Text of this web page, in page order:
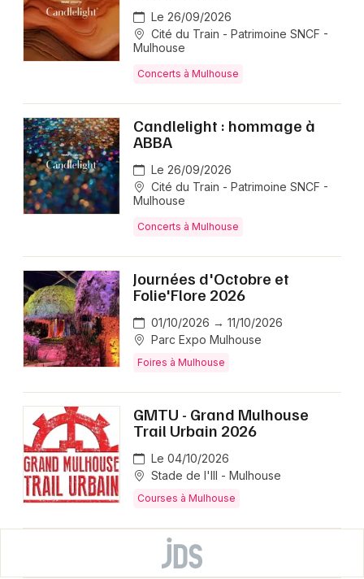
Le 26/09/2026
Cité du Train - Patrimoine SNCF -
Mulhouse
Concerts à Mulhouse
Candlelight : hommage à
ABBA
Le 26/09/2026
Cité du Train - Patrimoine SNCF -
Mulhouse
Concerts à Mulhouse
Journées d'Octobre et
Folie'Flore 2026
01/10/2026 → 11/10/2026
Parc Expo Mulhouse
Foires à Mulhouse
GMTU - Grand Mulhouse
Trail Urbain 2026
Le 04/10/2026
Stade de l'Ill - Mulhouse
Courses à Mulhouse